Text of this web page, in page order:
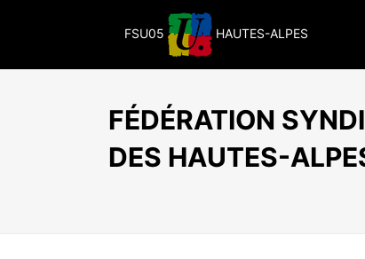
FSU05 HAUTES-ALPES
FÉDÉRATION
DES HAUTES-